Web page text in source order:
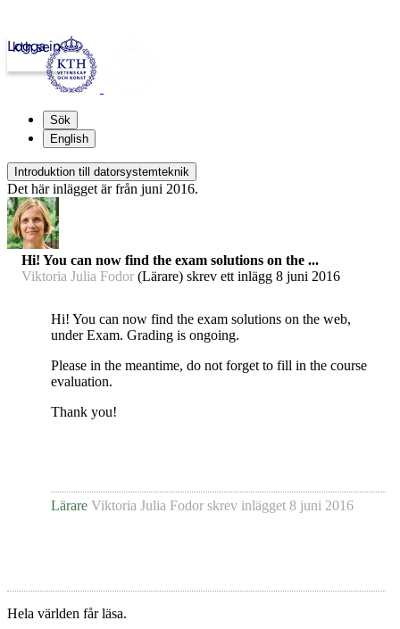
kth.se
Logga in
Sök
English
Introduktion till datorsystemteknik
Det här inlägget är från juni 2016.
Hi! You can now find the exam solutions on the ...
Viktoria Julia Fodor (Lärare) skrev ett inlägg 8 juni 2016
Hi! You can now find the exam solutions on the web,
under Exam. Grading is ongoing.
Please in the meantime, do not forget to fill in the course
evaluation.
Thank you!
Lärare Viktoria Julia Fodor skrev inlägget 8 juni 2016
Hela världen får läsa.